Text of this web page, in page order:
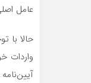
عامل
حالا با
واردات